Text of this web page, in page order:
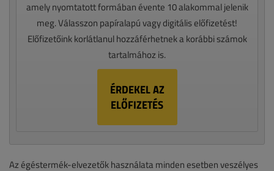
amely nyomtatott formában évente 10 alakommal jelenik
meg. Válasszon papíralapú vagy digitális előfizetést!
Előfizetőink korlátlanul hozzáférhetnek a korábbi számok
tartalmához is.
ÉRDEKEL AZ
ELŐFIZETÉS
Az égéstermék-elvezetők használata minden esetben veszélyes